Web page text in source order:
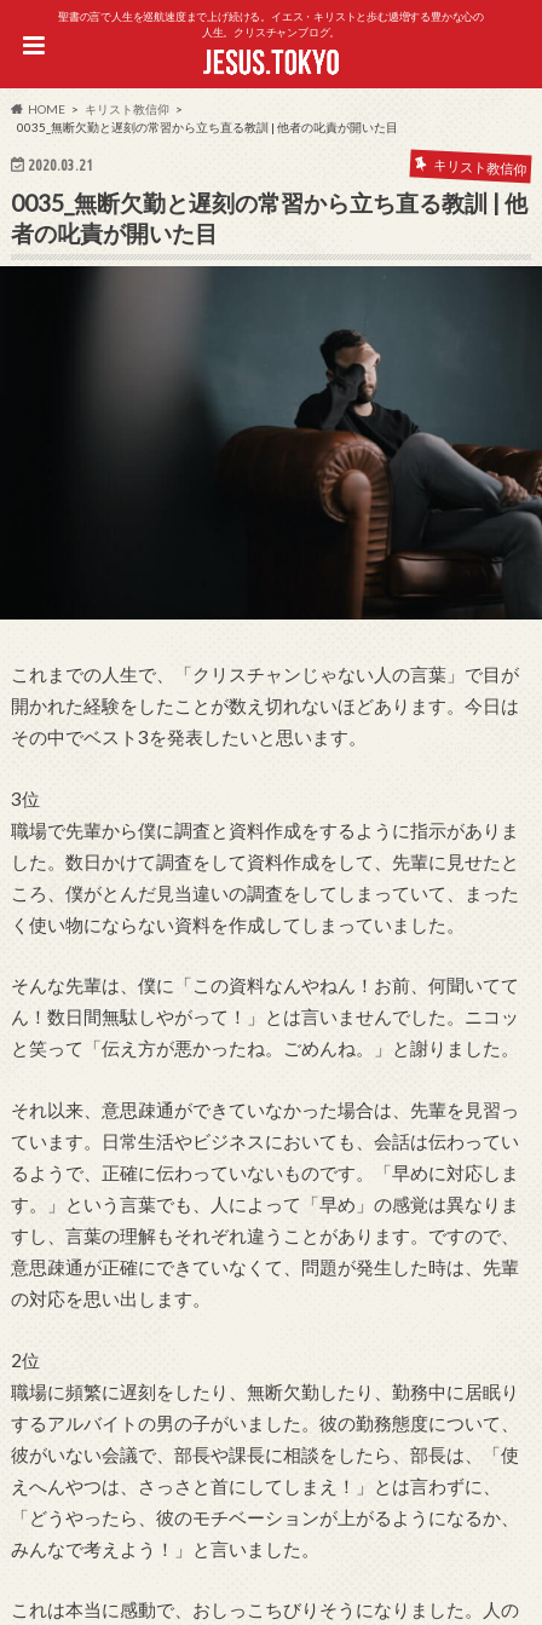
聖書の言で人生を巡航速度まで上げ続ける。イエス・キリストと歩む逓増する豊かな心の
人生。クリスチャンブログ。
HOME
キリスト教信仰
0035_無断欠勤と遅刻の常習から立ち直る教訓 | 他者の叱責が開いた目
2020.03.21 キリスト教信仰
0035_無断欠勤と遅刻の常習から立ち直る教訓 | 他
者の叱責が開いた目
これまでの人生で、「クリスチャンじゃない人の言葉」で目が
開かれた経験をしたことが数え切れないほどあります。今日は
その中でベスト3を発表したいと思います。
3位
職場で先輩から僕に調査と資料作成をするように指示がありま
した。数日かけて調査をして資料作成をして、先輩に見せたと
ころ、僕がとんだ見当違いの調査をしてしまっていて、まった
く使い物にならない資料を作成してしまっていました。
そんな先輩は、僕に「この資料なんやねん！お前、何聞いてて
ん！数日間無駄しやがって！」とは言いませんでした。ニコッ
と笑って「伝え方が悪かったね。ごめんね。」と謝りました。
それ以来、意思疎通ができていなかった場合は、先輩を見習っ
ています。日常生活やビジネスにおいても、会話は伝わってい
るようで、正確に伝わっていないものです。「早めに対応しま
す。」という言葉でも、人によって「早め」の感覚は異なりま
すし、言葉の理解もそれぞれ違うことがあります。ですので、
意思疎通が正確にできていなくて、問題が発生した時は、先輩
の対応を思い出します。
2位
職場に頻繁に遅刻をしたり、無断欠勤したり、勤務中に居眠り
するアルバイトの男の子がいました。彼の勤務態度について、
彼がいない会議で、部長や課長に相談をしたら、部長は、「使
えへんやつは、さっさと首にしてしまえ！」とは言わずに、
「どうやったら、彼のモチベーションが上がるようになるか、
みんなで考えよう！」と言いました。
これは本当に感動で、おしっこちびりそうになりました。人の